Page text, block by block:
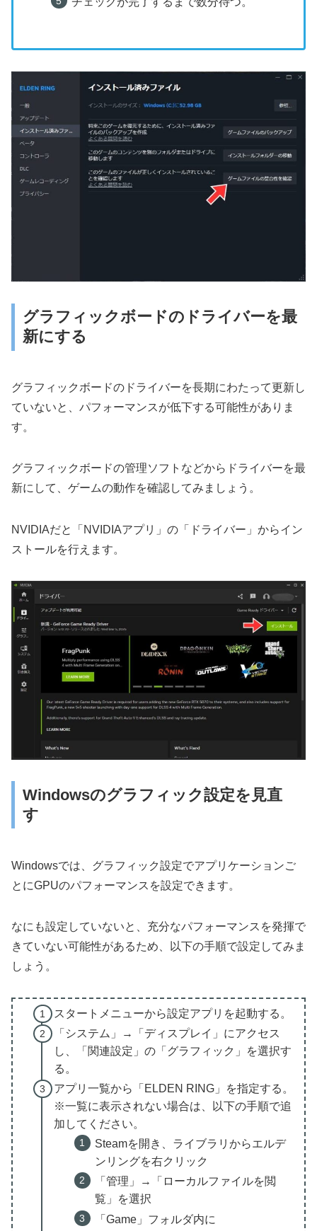
グラフィックボードのドライバーを最
新にする
グラフィックボードのドライバーを長期にわたって更新し
ていないと、パフォーマンスが低下する可能性がありま
す。
グラフィックボードの管理ソフトなどからドライバーを最
新にして、ゲームの動作を確認してみましょう。
NVIDIAだと「NVIDIAアプリ」の「ドライバー」からイン
ストールを行えます。
Windowsのグラフィック設定を見直
す
Windowsでは、グラフィック設定でアプリケーションご
とにGPUのパフォーマンスを設定できます。
なにも設定していないと、充分なパフォーマンスを発揮で
きていない可能性があるため、以下の手順で設定してみま
しょう。
スタートメニューから設定アプリを起動する。
「システム」→「ディスプレイ」にアクセス
し、「関連設定」の「グラフィック」を選択す
る。
アプリ一覧から「ELDEN RING」を指定する。
※一覧に表示されない場合は、以下の手順で追
加してください。
Steamを開き、ライブラリからエルデ
ンリングを右クリック
「管理」→「ローカルファイルを閲
覧」を選択
「Game」フォルダ内に